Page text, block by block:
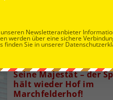
Seine Majestät – der
hält wieder Hof im
Marchfelderhof!
Newsletteranbieter
werden über eine sichere
finden Sie in unserer